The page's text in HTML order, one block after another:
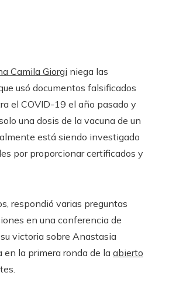
Camila Giorgi niega las
usó documentos falsificados
el COVID-19 el año pasado y
una dosis de la vacuna de un
está siendo investigado
por proporcionar certificados y
respondió varias preguntas
en una conferencia de
victoria sobre Anastasia
en la primera ronda de la abierto